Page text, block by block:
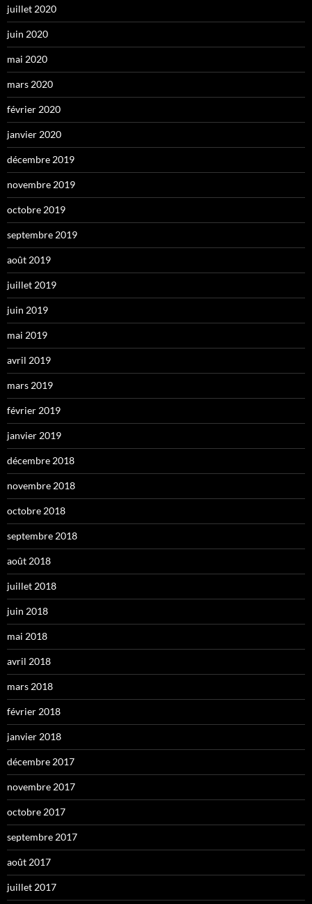
juillet 2020
juin 2020
mai 2020
mars 2020
février 2020
janvier 2020
décembre 2019
novembre 2019
octobre 2019
septembre 2019
août 2019
juillet 2019
juin 2019
mai 2019
avril 2019
mars 2019
février 2019
janvier 2019
décembre 2018
novembre 2018
octobre 2018
septembre 2018
août 2018
juillet 2018
juin 2018
mai 2018
avril 2018
mars 2018
février 2018
janvier 2018
décembre 2017
novembre 2017
octobre 2017
septembre 2017
août 2017
juillet 2017